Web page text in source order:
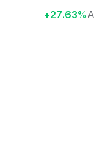
+27.63%A